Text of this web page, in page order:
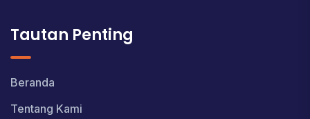
Tautan Penting
Beranda
Tentang Kami